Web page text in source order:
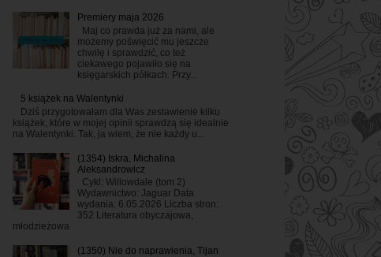
Premiery maja 2026
Maj co prawda już za nami, ale
możemy poświęcić mu jeszcze
chwilę i sprawdzić, co też
ciekawego pojawiło się na
księgarskich półkach. Przy...
5 książek na Walentynki
Dziś przygotowałam dla Was zestawienie kilku
książek, które w mojej opinii sprawdzą się idealnie
na Walentynki. Tak, ja wiem, że nie każdy u...
(1354) Iskra, Michalina
Aleksandrowicz
Cykl: Willowdale (tom 2)
Wydawnictwo: Jaguar Data
wydania: 6.05.2026 Liczba stron:
352 Literatura obyczajowa,
młodzieżowa
(1350) Nie do naprawienia, Tijan